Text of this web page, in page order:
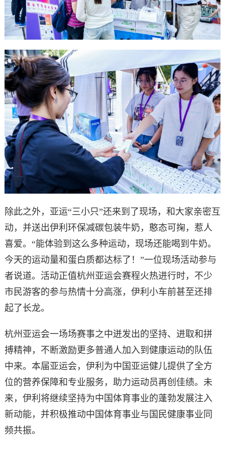
除此之外，亚运“三小只”还来到了现场，和大家亲密互
动，并送出伊利环保减碳包装牛奶，憨态可掬，惹人
喜爱。“能体验到这么多种运动，现场还能喝到牛奶。
今天的运动量和蛋白质都达标了！”一位现场活动参与
者说道。活动正值杭州亚运会赛程火热进行时，不少
市民游客的参与热情十分高涨，伊利小车前甚至还排
起了长龙。
杭州亚运会一场场赛事之中迸发出的坚持、进取和拼
搏精神，不断激励更多普通人加入到健康运动的队伍
中来。本届亚运会，伊利为中国亚运健儿提供了全方
位的营养保障和专业服务，助力运动员再创佳绩。未
来，伊利将继续坚持为中国体育事业的蓬勃发展注入
新动能，并积极推动中国体育事业与国民健康事业同
频共振。